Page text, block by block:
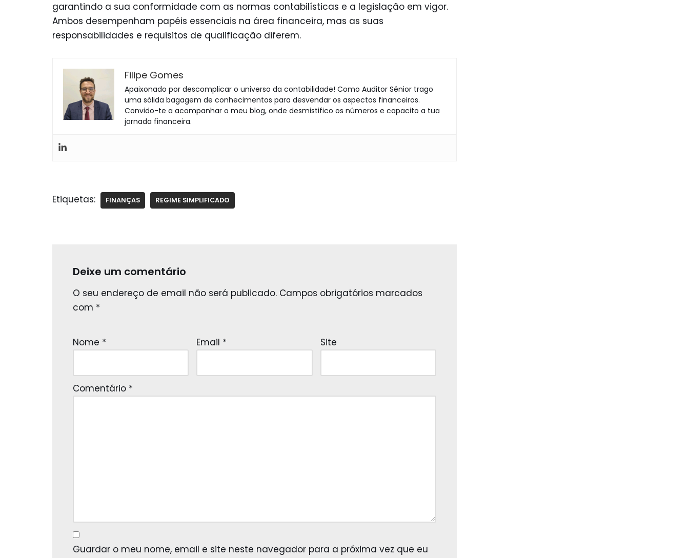
garantindo a sua conformidade com as normas contabilísticas e a legislação em vigor.
Ambos desempenham papéis essenciais na área financeira, mas as suas
responsabilidades e requisitos de qualificação diferem.
Filipe Gomes
Apaixonado por descomplicar o universo da contabilidade! Como Auditor Sénior trago
uma sólida bagagem de conhecimentos para desvendar os aspectos financeiros.
Convido-te a acompanhar o meu blog, onde desmistifico os números e capacito a tua
jornada financeira.
Etiquetas: FINANÇAS REGIME SIMPLIFICADO
Deixe um comentário
O seu endereço de email não será publicado. Campos obrigatórios marcados
com *
Nome * Email * Site
Comentário *
Guardar o meu nome, email e site neste navegador para a próxima vez que eu